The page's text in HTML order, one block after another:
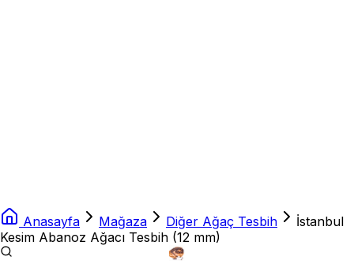
Anasayfa Mağaza Diğer Ağaç Tesbih
İstanbul
Kesim Abanoz Ağacı Tesbih (12 mm)